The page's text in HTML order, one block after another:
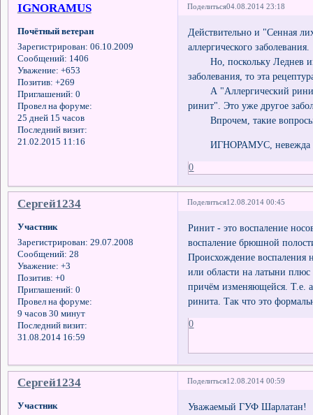
Поделиться04.08.2014 23:18
IGNORAMUS
Почётный ветеран
Зарегистрирован: 06.10.2009
Сообщений: 1406
Уважение: +653
Позитив: +269
Приглашений: 0
Провел на форуме:
25 дней 15 часов
Последний визит:
21.02.2015 11:16
Действительно и "Сенная
аллергического заболевания.
Но, поскольку Леднев
заболевания, то эта
А "Аллергический
ринит". Это уже другое
Впрочем, такие вопросы
ИГНОРАМУС, невежда в
0
Поделиться12.08.2014 00:45
Сергей1234
Участник
Зарегистрирован: 29.07.2008
Сообщений: 28
Уважение: +3
Позитив: +0
Приглашений: 0
Провел на форуме:
9 часов 30 минут
Последний визит:
31.08.2014 16:59
Ринит - это воспаление
воспаление брюшной
Происхождение воспаления
или области на латыни
причём изменяющейся. Т.е.
ринита. Так что это
0
Поделиться12.08.2014 00:59
Сергей1234
Участник
Уважаемый ГУФ Шарлатан!